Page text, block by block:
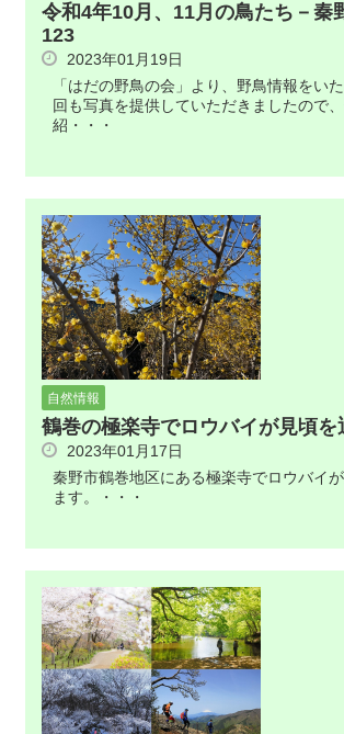
令和4年10月、11月の鳥たち－秦
123
2023年01月19日
「はだの野鳥の会」より、野鳥情報をい
回も写真を提供していただきましたので
紹・・・
自然情報
鶴巻の極楽寺でロウバイが見頃を
2023年01月17日
秦野市鶴巻地区にある極楽寺でロウバイ
ます。・・・